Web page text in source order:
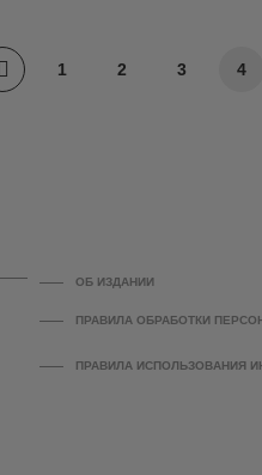
1 2 3 4
ОБ ИЗДАНИИ
ПРАВИЛА ОБРАБОТКИ
ПРАВИЛА ИСПОЛЬЗОВАНИЯ